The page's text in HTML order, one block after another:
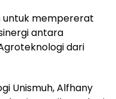
untuk mempererat
antara
dari
Unismuh, Alfhany